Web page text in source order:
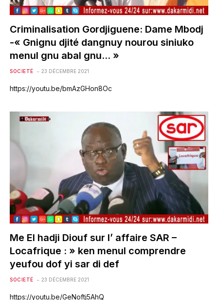
Criminalisation Gordjiguene: Dame Mbodj
-« Gnignu djité dangnuy nourou siniuko
menul gnu abal gnu… »
SOCIETÉ 23 DÉCEMBRE 2021
https://youtu.be/bmAzGHon8Oc
Me El hadji Diouf sur l’ affaire SAR –
Locafrique : » ken menul comprendre
yeufou dof yi sar di def
SOCIETÉ 23 DÉCEMBRE 2021
https://youtu.be/GeNoftj5AhQ